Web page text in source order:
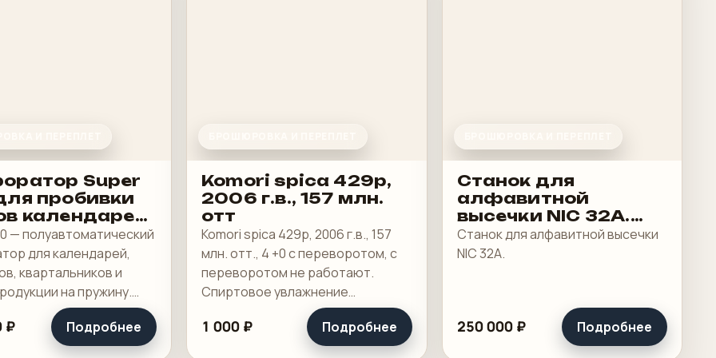
Super
пробивки
календарей
— полуавтоматический
для календарей,
квартальников и
на пружину.
машина для
участка, где важны
зона пробивки, быстрая
₽ Подробнее
Komori spica 429p,
2006 г.в., 157 млн.
отт
Komori spica 429p, 2006 г.в., 157
млн. отт., 4 +0 с переворотом, с
переворотом не работают.
Спиртовое увлажнение
1 000 ₽ Подробнее
Станок для
алфавитной
высечки NIC 32A.
2021 г.в
Станок для алфавитной высечки
NIC 32A.
250 000 ₽ Подробнее